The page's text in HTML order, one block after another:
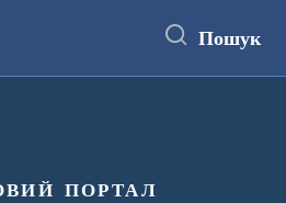
Пошук
портал